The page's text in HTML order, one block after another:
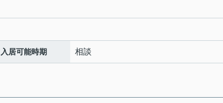
入居可能時期 相談